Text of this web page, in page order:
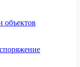
объектов